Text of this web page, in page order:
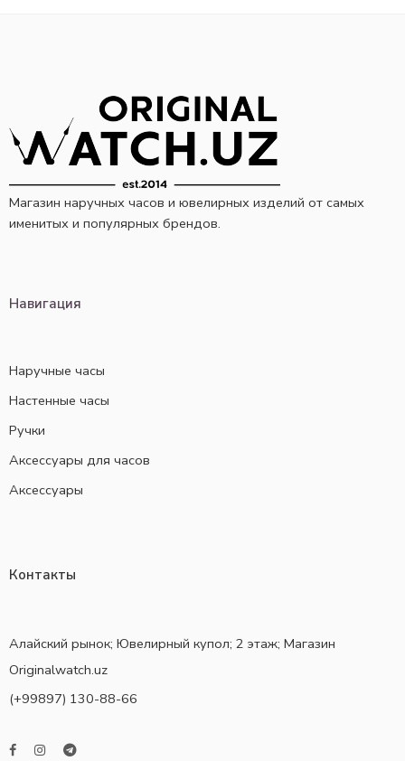
Магазин наручных часов и ювелирных изделий от самых
именитых и популярных брендов.
Навигация
Наручные часы
Настенные часы
Ручки
Аксессуары для часов
Аксессуары
Контакты
Алайский рынок; Ювелирный купол; 2 этаж; Магазин
Originalwatch.uz
(+99897) 130-88-66